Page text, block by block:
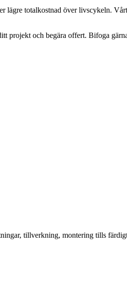
totalkostnad över livscykeln.
och begära offert. Bifoga
tillverkning, montering tills